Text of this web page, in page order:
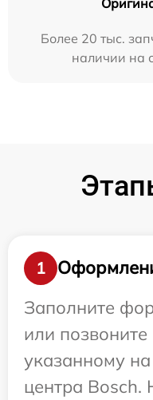
Более 20 тыс.
наличии на
1
Заполните
или
указанному на
центра